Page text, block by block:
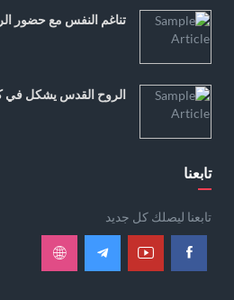
تناغم النفس مع حضور
الروح القدس يشكل في
تابعنا
تابعنا ليصلك كل جديد